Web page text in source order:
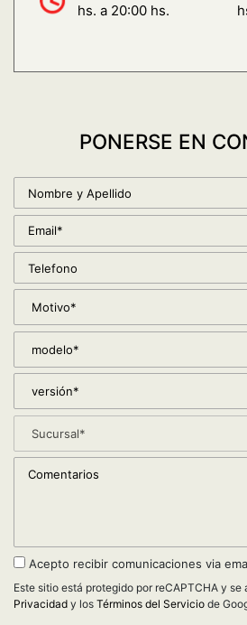
hs. a 20:00 hs.
PONERSE EN
Acepto recibir comunicaciones via
Este sitio está protegido por reCAPTCHA y se
Privacidad y los Términos del Servicio de